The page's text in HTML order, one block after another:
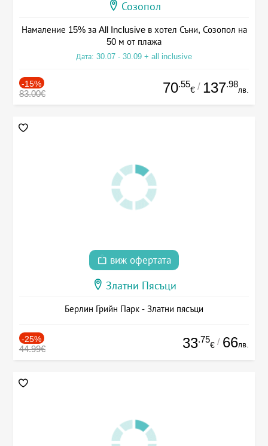
Созопол
Намаление 15% за All Inclusive в хотел Съни, Созопол на
50 м от плажа
Дата: 30.07 - 30.09 + all inclusive
-15%
83.00€ 70.55
€ / 137.98
лв.
виж офертата
Златни Пясъци
Берлин Грийн Парк - Златни пясъци
-25%
44.99€ 33.75
€ / 66лв.